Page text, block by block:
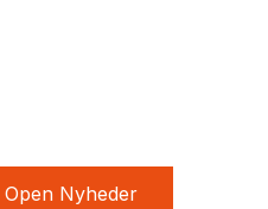
Open Nyheder